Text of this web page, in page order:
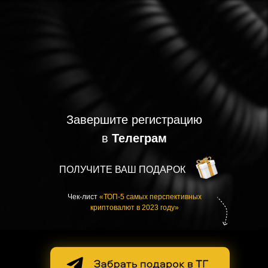
Завершите регистрацию
в Телеграм
Чек-лист «ТОП-5 самых перспективных
криптовалют в 2023 году»
ПОЛУЧИТЕ ВАШ ПОДАРОК